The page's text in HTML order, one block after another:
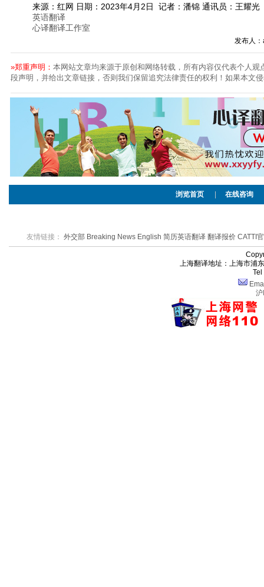
来源：红网 日期：2023年4月2日 记者：潘锦 通讯员：王耀光
英语翻译
心译翻译工作室
发布人
»郑重声明： 本网站文章均来源于原创和网络转载，所有内容仅代表个人
段声明，并给出文章链接，否则我们保留追究法律责任的权利！如果本文
浏览首页 在线咨询
友情链接： 外交部 Breaking News English 简历英语翻译 翻译报价 CATTI
上海翻译地址：上海市浦